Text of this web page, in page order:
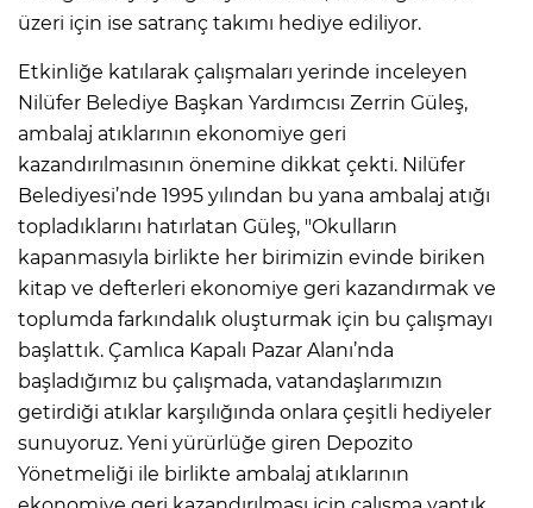
üzeri için ise satranç takımı hediye ediliyor.
Etkinliğe katılarak çalışmaları yerinde inceleyen
Nilüfer Belediye Başkan Yardımcısı Zerrin Güleş,
ambalaj atıklarının ekonomiye geri
kazandırılmasının önemine dikkat çekti. Nilüfer
Belediyesi’nde 1995 yılından bu yana ambalaj atığı
topladıklarını hatırlatan Güleş, "Okulların
kapanmasıyla birlikte her birimizin evinde biriken
kitap ve defterleri ekonomiye geri kazandırmak ve
toplumda farkındalık oluşturmak için bu çalışmayı
başlattık. Çamlıca Kapalı Pazar Alanı’nda
başladığımız bu çalışmada, vatandaşlarımızın
getirdiği atıklar karşılığında onlara çeşitli hediyeler
sunuyoruz. Yeni yürürlüğe giren Depozito
Yönetmeliği ile birlikte ambalaj atıklarının